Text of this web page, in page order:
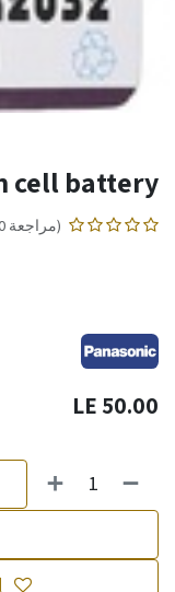
cell battery
(مراجعة 0)
50.00